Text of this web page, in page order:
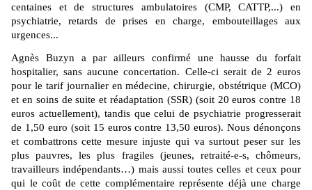
centaines et de structures ambulatoires (CMP, CATTP,...) en
psychiatrie, retards de prises en charge, embouteillages aux
urgences...
Agnès Buzyn a par ailleurs confirmé une hausse du forfait
hospitalier, sans aucune concertation. Celle-ci serait de 2 euros
pour le tarif journalier en médecine, chirurgie, obstétrique (MCO)
et en soins de suite et réadaptation (SSR) (soit 20 euros contre 18
euros actuellement), tandis que celui de psychiatrie progresserait
de 1,50 euro (soit 15 euros contre 13,50 euros).Nous dénonçons
et combattrons cette mesure injuste qui va surtout peser sur les
plus pauvres,
les plus fragiles (jeunes, retraité-e-s, chômeurs,
travailleurs indépendants…) mais aussi toutes celles et ceux pour
qui le coût de cette complémentaire représente déjà une charge